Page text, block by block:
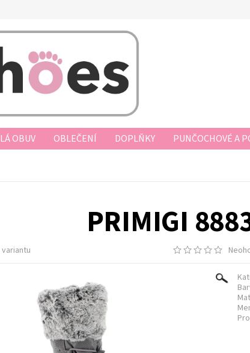
OBUV OBLEČENÍ DOPLŇKY PUNČOCHOVÉ A
PRIMIGI